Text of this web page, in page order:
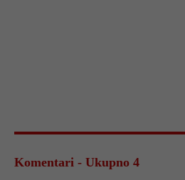
Komentari - Ukupno 4